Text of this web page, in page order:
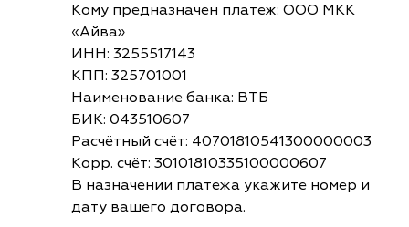
Кому предназначен платеж: ООО МКК
«Айва»
ИНН: 3255517143
КПП: 325701001
Наименование банка: ВТБ
БИК: 043510607
Расчётный счёт: 40701810541300000003
Корр. счёт: 30101810335100000607
В назначении платежа укажите номер и
дату вашего договора.